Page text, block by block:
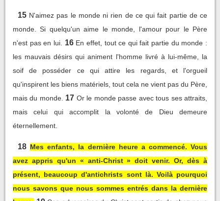
15 N'aimez pas le monde ni rien de ce qui fait partie de ce
monde. Si quelqu'un aime le monde, l'amour pour le Père
n'est pas en lui.
16 En effet, tout ce qui fait partie du monde :
les mauvais désirs qui animent l'homme livré à lui-même, la
soif de posséder ce qui attire les regards, et l'orgueil
qu'inspirent les biens matériels, tout cela ne vient pas du Père,
mais du monde. 17 Or le monde passe avec tous ses attraits,
mais celui qui accomplit la volonté de Dieu demeure
éternellement.
18 Mes enfants, la dernière heure a commencé. Vous
avez appris qu'un « anti-Christ » doit venir. Or, dès à
présent, beaucoup d'antichrists sont là. Voilà pourquoi
nous savons que nous sommes entrés dans la dernière